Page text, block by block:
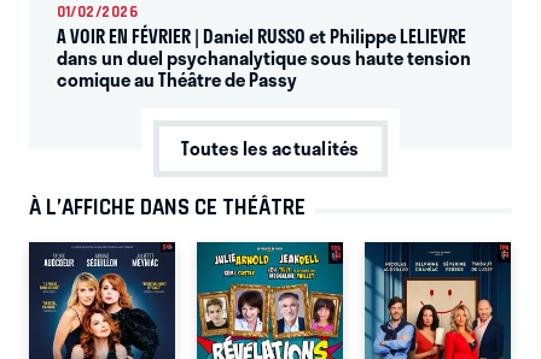
01/02/2026
A VOIR EN FÉVRIER | Daniel RUSSO et Philippe LELIEVRE
dans un duel psychanalytique sous haute tension
comique au Théâtre de Passy
Toutes les actualités
À L’AFFICHE DANS CE THÉÂTRE